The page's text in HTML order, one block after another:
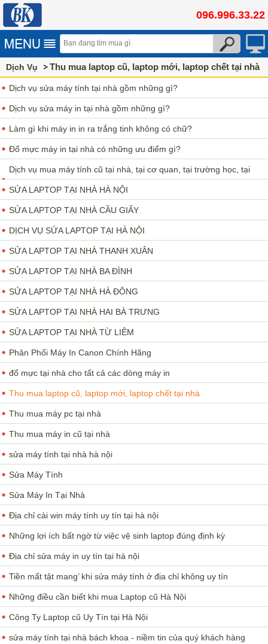
096.996.33.22
Dịch Vụ Thu mua laptop cũ, laptop mới, laptop chết tại nhà
Dịch vụ sửa máy tính tại nhà gồm những gì?
Dịch vụ sửa máy in tại nhà gồm những gì?
Làm gì khi máy in in ra trắng tinh không có chữ?
Đổ mực máy in tại nhà có những ưu điểm gì?
Dịch vụ mua máy tính cũ tại nhà, tại cơ quan, tại trường học, tại
bệnh viện
SỬA LAPTOP TẠI NHÀ HÀ NỘI
SỬA LAPTOP TẠI NHÀ CẦU GIẤY
DỊCH VỤ SỬA LAPTOP TẠI HÀ NỘI
SỬA LAPTOP TẠI NHÀ THANH XUÂN
SỬA LAPTOP TẠI NHÀ BA ĐÌNH
SỬA LAPTOP TẠI NHÀ HÀ ĐÔNG
SỬA LAPTOP TẠI NHÀ HAI BÀ TRƯNG
SỬA LAPTOP TẠI NHÀ TỪ LIÊM
Phân Phối Máy In Canon Chính Hãng
đổ mực tại nhà cho tất cả các dòng máy in
Thu mua laptop cũ, laptop mới, laptop chết tại nhà
Thu mua máy pc tại nhà
Thu mua máy in cũ tại nhà
sửa máy tính tại nhà hà nội
Sửa Máy Tính
Sửa Máy In Tại Nhà
Địa chỉ cài win máy tính uy tín tại hà nội
Những lợi ích bất ngờ từ việc vệ sinh laptop đúng định kỳ
Địa chỉ sửa máy in uy tín tại hà nội
Tiền mất tật mang’ khi sửa máy tính ở địa chỉ không uy tín
Những điều cần biết khi mua Laptop cũ Hà Nội
Công Ty Laptop cũ Uy Tín tại Hà Nội
sửa máy tính tại nhà bách khoa - niềm tin của quý khách hàng